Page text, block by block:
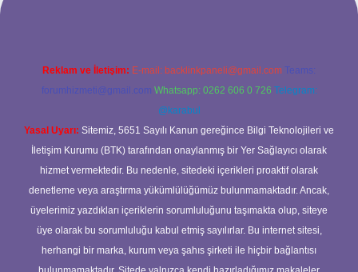
Reklam ve İletişim: E-mail: backlinkpaneli@gmail.com Teams:
forumhizmeti@gmail.com Whatsapp: 0262 606 0 726 Telegram:
@karabul
Yasal Uyarı: Sitemiz, 5651 Sayılı Kanun gereğince Bilgi Teknolojileri ve
İletişim Kurumu (BTK) tarafından onaylanmış bir Yer Sağlayıcı olarak
hizmet vermektedir. Bu nedenle, sitedeki içerikleri proaktif olarak
denetleme veya araştırma yükümlülüğümüz bulunmamaktadır. Ancak,
üyelerimiz yazdıkları içeriklerin sorumluluğunu taşımakta olup, siteye
üye olarak bu sorumluluğu kabul etmiş sayılırlar. Bu internet sitesi,
herhangi bir marka, kurum veya şahıs şirketi ile hiçbir bağlantısı